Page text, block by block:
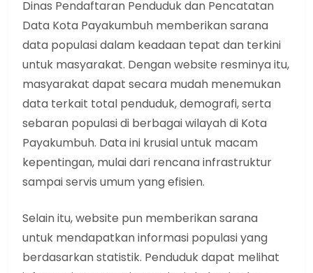
Dinas Pendaftaran Penduduk dan Pencatatan
Data Kota Payakumbuh memberikan sarana
data populasi dalam keadaan tepat dan terkini
untuk masyarakat. Dengan website resminya itu,
masyarakat dapat secara mudah menemukan
data terkait total penduduk, demografi, serta
sebaran populasi di berbagai wilayah di Kota
Payakumbuh. Data ini krusial untuk macam
kepentingan, mulai dari rencana infrastruktur
sampai servis umum yang efisien.
Selain itu, website pun memberikan sarana
untuk mendapatkan informasi populasi yang
berdasarkan statistik. Penduduk dapat melihat